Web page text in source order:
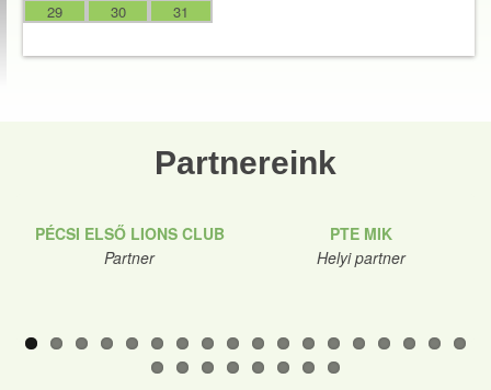
29
30 31
Partnereink
PÉCSI ELSŐ LIONS CLUB
Partner
PTE MIK
Helyi partner